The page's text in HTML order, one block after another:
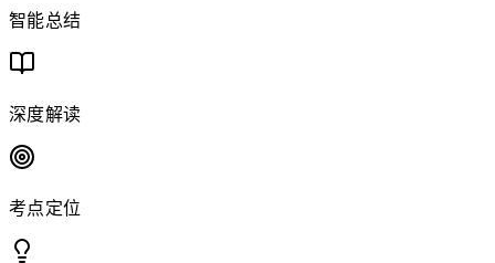
智能总结
深度解读
考点定位